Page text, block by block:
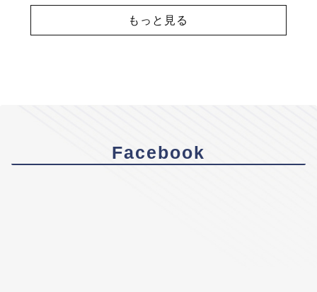
もっと見る
Facebook